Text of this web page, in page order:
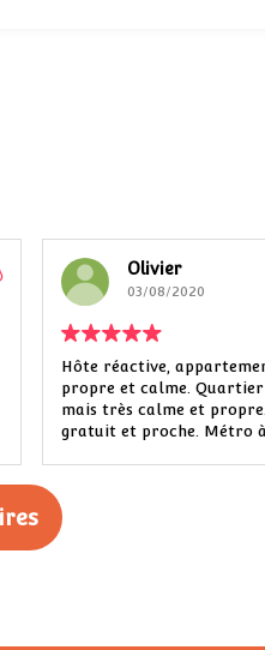
03/08/2020
appartement un rdc
calme. Quartier populaire
calme et propre. Parking
proche. Métro à 10min (à